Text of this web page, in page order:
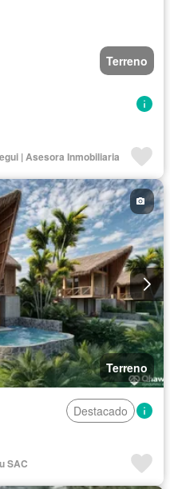
Terreno
| Asesora Inmobiliaria
Terreno
Destacado
SAC